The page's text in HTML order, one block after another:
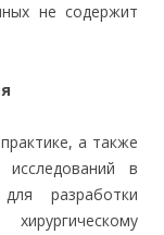
не содержит
а также
в
разработки